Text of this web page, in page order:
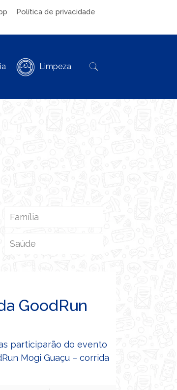
Política de privacidade
Limpeza
Família
Saúde
GoodRun
participarão do evento
Mogi Guaçu – corrida